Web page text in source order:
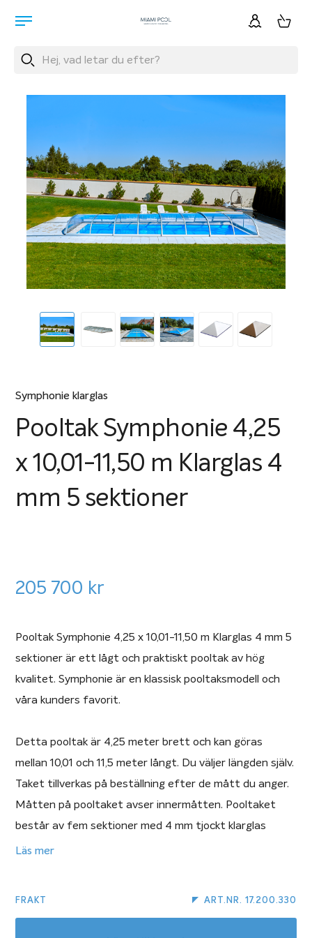
Symphonie klarglas
Pooltak Symphonie 4,25
x 10,01-11,50 m Klarglas 4
mm 5 sektioner
205 700 kr
Pooltak Symphonie 4,25 x 10,01-11,50 m Klarglas 4 mm 5
sektioner är ett lågt och praktiskt pooltak av hög
kvalitet. Symphonie är en klassisk pooltaksmodell och
våra kunders favorit.
Detta pooltak är 4,25 meter brett och kan göras
mellan 10,01 och 11,5 meter långt. Du väljer längden själv.
Taket tillverkas på beställning efter de mått du anger.
Måtten på pooltaket avser innermåtten. Pooltaket
består av fem sektioner med 4 mm tjockt klarglas
(plast). Du får välja mellan antracit- eller silverfärgad
Läs mer
FRAKT ART.NR. 17.200.330